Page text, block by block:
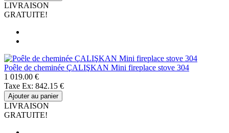
LIVRAISON
GRATUITE!
Poêle de cheminée ÇALIŞKAN Mini fireplace stove 304
1 019.00 €
Taxe Ex: 842.15 €
Ajouter au panier
LIVRAISON
GRATUITE!